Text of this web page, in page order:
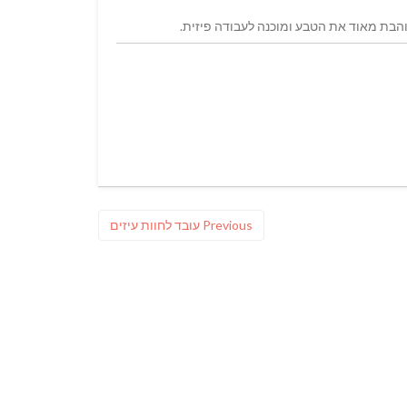
מאוד את הטבע ומוכנה לעבודה פיזית.
Previous
Previous
עובד לחוות עיזים